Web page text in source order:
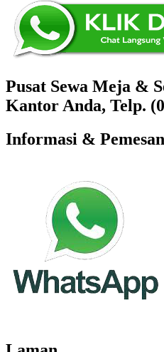
Pusat Sewa Meja &
Kantor Anda, Telp.
Informasi &